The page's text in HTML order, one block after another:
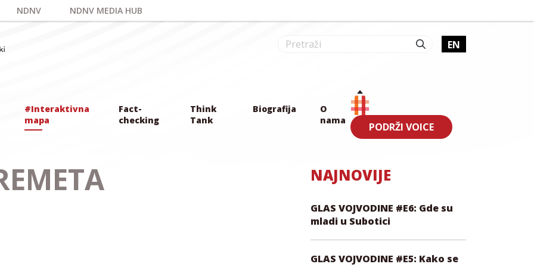
NDNV NDNV MEDIA HUB
EN
#Interaktivna
mapa
Fact-
checking
Think
Tank
Biografija
O
nama
PODRŽI VOICE
NAJNOVIJE
GLAS VOJVODINE #E6: Gde su
mladi u Subotici
GLAS VOJVODINE #E5: Kako se